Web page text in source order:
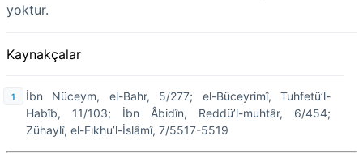
yoktur.
Kaynakçalar
İbn Nüceym, el-Bahr, 5/277; el-Büceyrimî, Tuhfetü’l-
Habîb, 11/103; İbn Âbidîn, Reddü’l-muhtâr, 6/454;
Zühaylî, el-Fıkhu’l-İslâmî, 7/5517-5519